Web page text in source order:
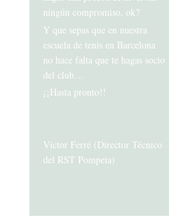
ningún compromiso, ok?
Y que sepas que en nuestra
escuela de tenis en Barcelona
no hace falta que te hagas socio
del club…
¡¡Hasta pronto!!
Víctor Ferré (Director Técnico
del RST Pompeia)